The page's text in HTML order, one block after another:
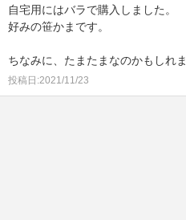
自宅用にはバラで購入しました。
好みの笹かまです。
ちなみに、たまたまなのかもしれま
投稿日:2021/11/23